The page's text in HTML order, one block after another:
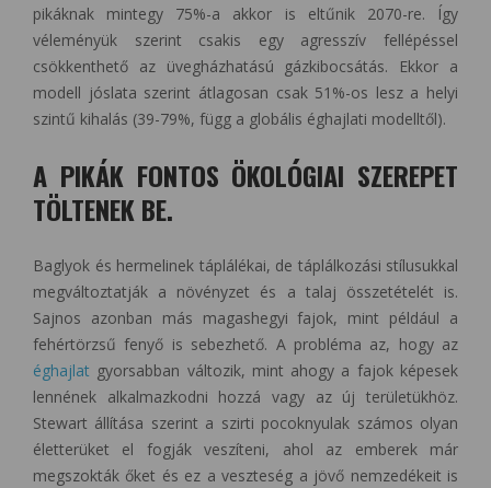
pikáknak mintegy 75%-a akkor is eltűnik 2070-re. Így
véleményük szerint csakis egy agresszív fellépéssel
csökkenthető az üvegházhatású gázkibocsátás. Ekkor a
modell jóslata szerint átlagosan csak 51%-os lesz a helyi
szintű kihalás (39-79%, függ a globális éghajlati modelltől).
A PIKÁK FONTOS ÖKOLÓGIAI SZEREPET
TÖLTENEK BE.
Baglyok és hermelinek táplálékai, de táplálkozási stílusukkal
megváltoztatják a növényzet és a talaj összetételét is.
Sajnos azonban más magashegyi fajok, mint például a
fehértörzsű fenyő is sebezhető. A probléma az, hogy az
éghajlat gyorsabban változik, mint ahogy a fajok képesek
lennének alkalmazkodni hozzá vagy az új területükhöz.
Stewart állítása szerint a szirti pocoknyulak számos olyan
életterüket el fogják veszíteni, ahol az emberek már
megszokták őket és ez a veszteség a jövő nemzedékeit is